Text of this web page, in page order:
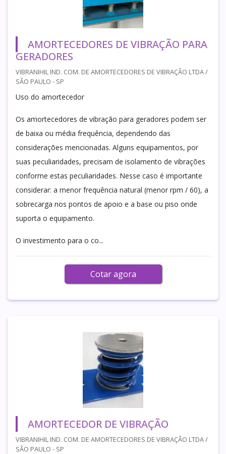
AMORTECEDORES DE VIBRAÇÃO PARA
GERADORES
VIBRANIHIL IND. COM. DE AMORTECEDORES DE VIBRAÇÃO LTDA /
SÃO PAULO - SP
Uso do amortecedor
Os amortecedores de vibração para geradores podem ser
de baixa ou média frequência, dependendo das
considerações mencionadas. Alguns equipamentos, por
suas peculiaridades, precisam de isolamento de vibrações
conforme estas peculiaridades. Nesse caso é importante
considerar: a menor frequência natural (menor rpm / 60), a
sobrecarga nos pontos de apoio e a base ou piso onde
suporta o equipamento.
O investimento para o co...
Cotar agora
AMORTECEDOR DE VIBRAÇÃO
VIBRANIHIL IND. COM. DE AMORTECEDORES DE VIBRAÇÃO LTDA /
SÃO PAULO - SP